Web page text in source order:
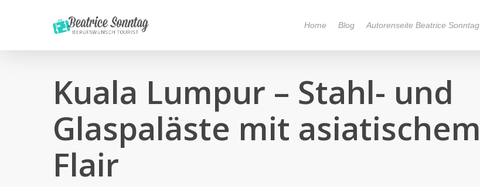
content
Home Blog Autorenseite Beatrice Sonntag
Kuala Lumpur – Stahl- und
Glaspaläste mit asiatischem
Flair